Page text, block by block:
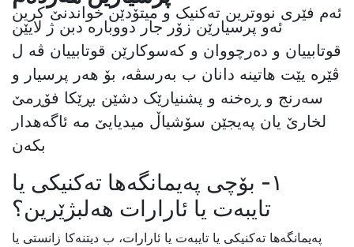
ئەم فێری نووترین تەکنیک و میتۆدێن خواندنێ کرین
ئەو پرسیارێن زۆر جار دووبارە دبن ژ لایێن
قوتابییان و دەرچووان و کەسوکارێن قوتابییان ڤە ل
ڤێرە یێت هاتینە دانان ب بەرسڤە، بۆ هەر پرسیار و
سەرنج و ڕەخنە و پشنیارێک دشێن بڕێکا فۆڕمێ
لخارێ یان پەیجێن سۆشیاڵ میدیایێ مە ئاگەهدار
بکەن
١- بۆچی پەیمانگەها تەکنیکی یا
تایبەت یا ئارارات هەلبژێرین؟
پەیمانگەها تەکنیکی یا تایبەت یا ئارارات، ب دیتنەکا زانستی یا